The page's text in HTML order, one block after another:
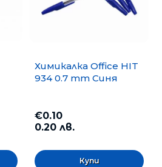
Химикалка Office HIT
934 0.7 mm Синя
€0.10
0.20 лв.